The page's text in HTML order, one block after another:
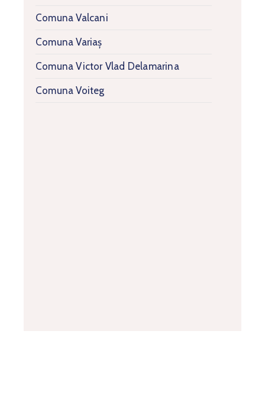
Comuna Valcani
Comuna Variaș
Comuna Victor Vlad Delamarina
Comuna Voiteg